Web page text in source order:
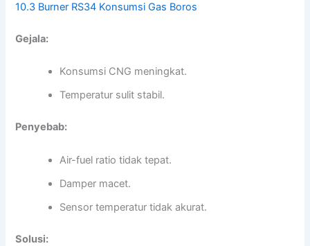
10.3 Burner RS34 Konsumsi Gas Boros
Gejala:
Konsumsi CNG meningkat.
Temperatur sulit stabil.
Penyebab:
Air-fuel ratio tidak tepat.
Damper macet.
Sensor temperatur tidak akurat.
Solusi: